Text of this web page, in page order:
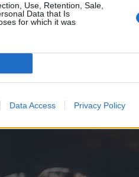
Use, Retention, Sale,
Data that Is
for which it was
Data Access Privacy Policy